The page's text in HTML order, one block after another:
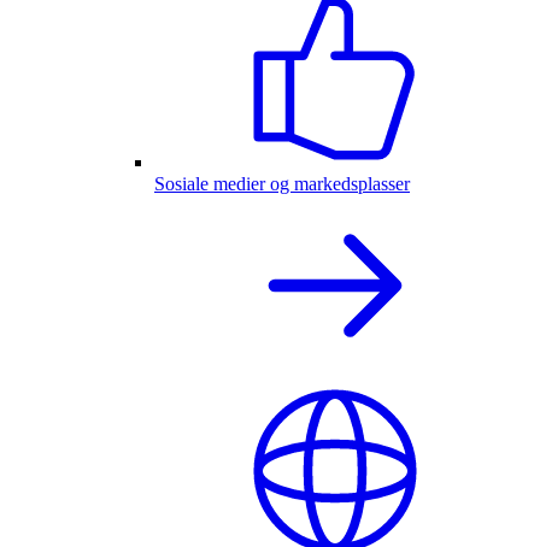
Sosiale medier og markedsplasser